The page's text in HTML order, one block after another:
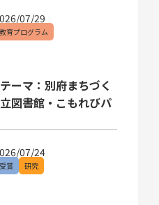
07/29
教育プログラム
ーマ：別府まちづく
図書館・こもれびパ
07/24
受賞 研究